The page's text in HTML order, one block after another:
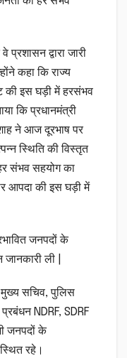
द्वारा जारी
कहा कि राज्य
इस घड़ी में हरसंभव
कि प्रधानमंत्री
ने आज दूरभाष पर
स्थिति की विस्तृत
संभव सहयोग का
आपदा की इस घड़ी में
जनपदों के
ली |
सचिव, पुलिस
NDRF, SDRF
जनपदों के
रहे।